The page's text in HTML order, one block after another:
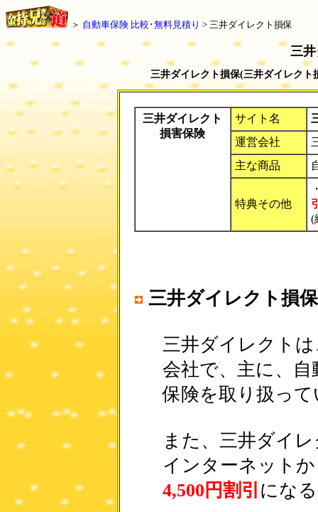
＞ 自動車保険 比較･無料見積り > 三井ダイレクト損保
三
三井ダイレクト損保(三井ダイレクト
三井ダイレクト
損害保険
サイト名
運営会社
主な商品
特典その他
(
三井ダイレクト損
三井ダイレクト
会社で、主に、
保険を取り扱っ
また、三井ダイ
インターネット
4,500円割引 にな